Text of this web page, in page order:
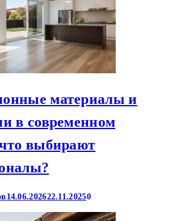
материалы и
в современном
выбирают
14.06.202622.11.20250